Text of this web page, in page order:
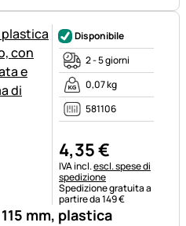
mm, plastica
Disponibile
2 - 5 giorni
0,07 kg
581106
4,35€
Informazioni fiscali:
IVA incl.escl. spese di
spedizione
Spedizione gratuita a
partire da 149 €